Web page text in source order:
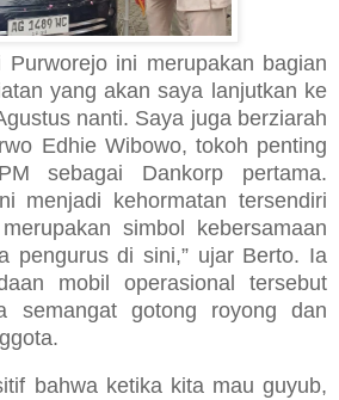
Purworejo ini merupakan bagian
yang akan saya lanjutkan ke
nanti. Saya juga berziarah
Edhie Wibowo, tokoh penting
sebagai Dankorp pertama.
menjadi kehormatan tersendiri
simbol kebersamaan
pengurus di sini,” ujar Berto. Ia
mobil operasional tersebut
semangat gotong royong dan
bahwa ketika kita mau guyub,